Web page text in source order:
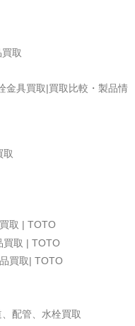
取
金具買取|買取比較・製品情
取
取 | TOTO
買取 | TOTO
買取| TOTO
配管、水栓買取